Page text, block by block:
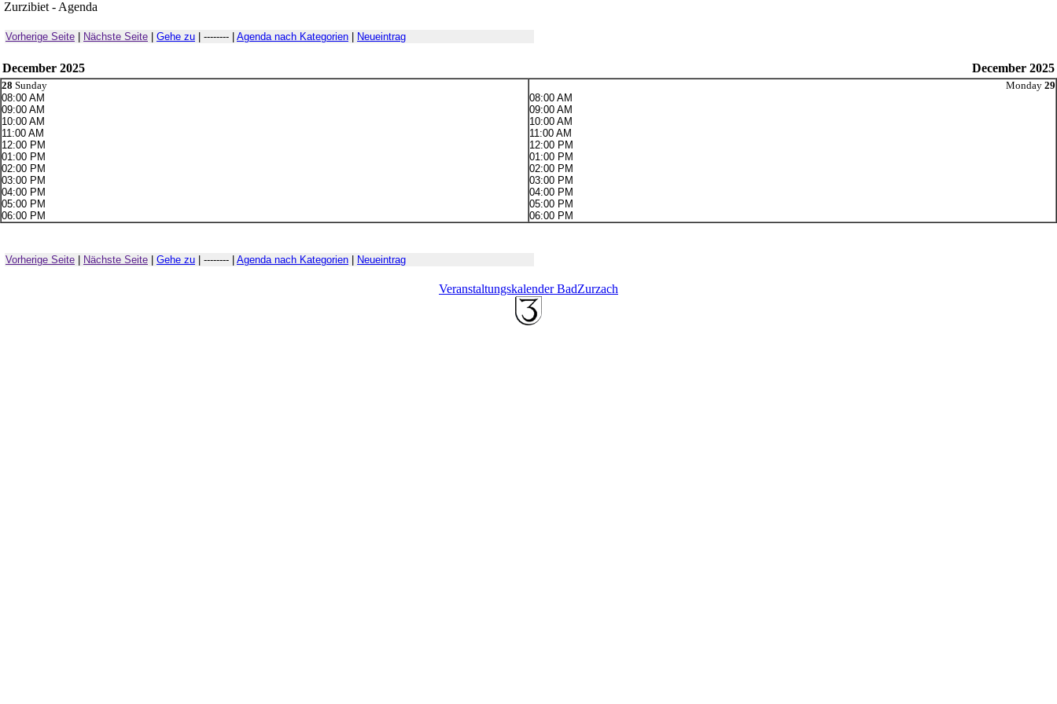
Zurzibiet - Agenda
Vorherige Seite Nächste Seite Gehe zu | -------- | Agenda nach Kategorien Neueintrag
December 2025 December 2025
28 Sunday
08:00 AM
09:00 AM
10:00 AM
11:00 AM
12:00 PM
01:00 PM
02:00 PM
03:00 PM
04:00 PM
05:00 PM
06:00 PM
Monday 29
08:00 AM
09:00 AM
10:00 AM
11:00 AM
12:00 PM
01:00 PM
02:00 PM
03:00 PM
04:00 PM
05:00 PM
06:00 PM
Vorherige Seite Nächste Seite Gehe zu | -------- | Agenda nach Kategorien Neueintrag
Veranstaltungskalender BadZurzach